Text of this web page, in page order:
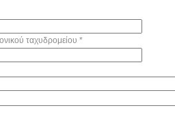
ταχυδρομείου *